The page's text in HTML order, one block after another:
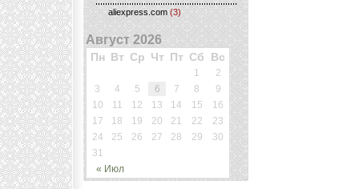
aliexpress.com (3)
Август 2026
Пн Вт Ср Чт Пт Сб Вс
« Июл
1
2
3
4 5 6 7 8
9
10
11 12 13 14 15
16
17
18 19 20 21 22
23
24
25 26 27 28 29
30
31